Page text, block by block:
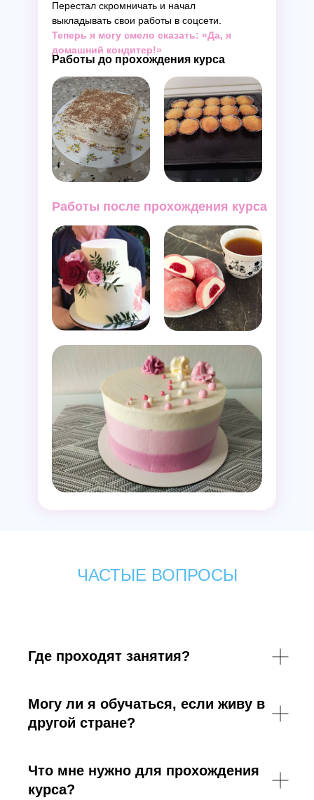
Перестал скромничать и начал
выкладывать свои работы в соцсети.
Теперь я могу смело сказать: «Да, я
домашний кондитер!»
Работы до прохождения курса
Работы после прохождения курса
ЧАСТЫЕ ВОПРОСЫ
Где проходят занятия?
Могу ли я обучаться, если живу в
другой стране?
Что мне нужно для прохождения
курса?